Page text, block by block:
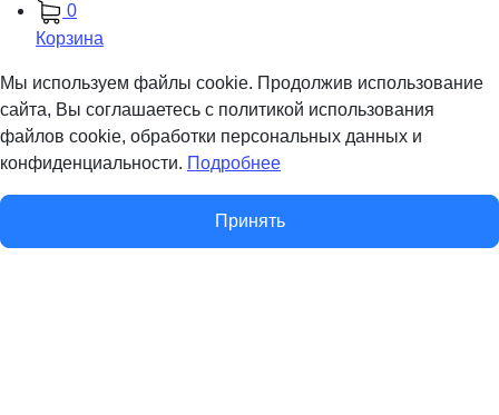
0
Корзина
Мы используем файлы cookie. Продолжив использование
сайта, Вы соглашаетесь с политикой использования
файлов cookie, обработки персональных данных и
конфиденциальности. Подробнее
Принять